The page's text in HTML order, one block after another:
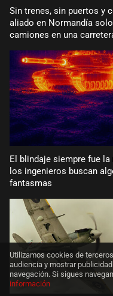
Sin trenes, sin puertos y
aliado en Normandía
camiones en una
El blindaje siempre fue
los ingenieros buscan
fantasmas
Utilizamos cookies de
audiencia y mostrar
navegación. Si sigues
información